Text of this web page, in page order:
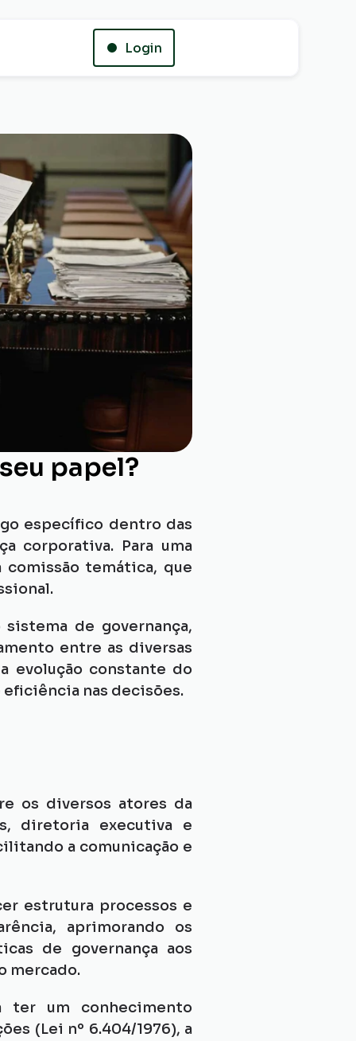
Login
papel?
específico dentro das
corporativa. Para uma
comissão temática, que
de governança,
entre as diversas
evolução constante do
nas decisões.
os diversos atores da
diretoria executiva e
a comunicação e
estrutura processos e
aprimorando os
de governança aos
mercado.
ter um conhecimento
(Lei nº 6.404/1976), a